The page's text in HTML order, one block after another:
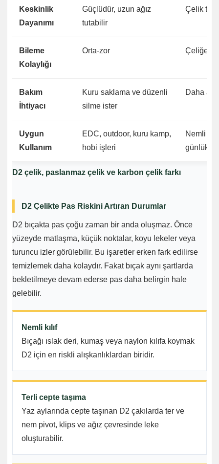
D2 çelik, paslanmaz çelik ve karbon çelik farkı
Keskinlik
Dayanımı
Güçlüdür, uzun ağız
tutabilir
Çelik
Bileme
Kolaylığı
Orta-zor Çeliğe
Bakım
İhtiyacı
Kuru saklama ve düzenli
silme ister
Daha
Uygun
Kullanım
EDC, outdoor, kuru kamp,
hobi işleri
Nemli
günlük
D2 Çelikte Pas Riskini Artıran Durumlar
D2 bıçakta pas çoğu zaman bir anda oluşmaz. Önce
yüzeyde matlaşma, küçük noktalar, koyu lekeler veya
turuncu izler görülebilir. Bu işaretler erken fark edilirse
temizlemek daha kolaydır. Fakat bıçak aynı şartlarda
bekletilmeye devam ederse pas daha belirgin hale
gelebilir.
Nemli kılıf
Bıçağı ıslak deri, kumaş veya naylon kılıfa koymak
D2 için en riskli alışkanlıklardan biridir.
Terli cepte taşıma
Yaz aylarında cepte taşınan D2 çakılarda ter ve
nem pivot, klips ve ağız çevresinde leke
oluşturabilir.